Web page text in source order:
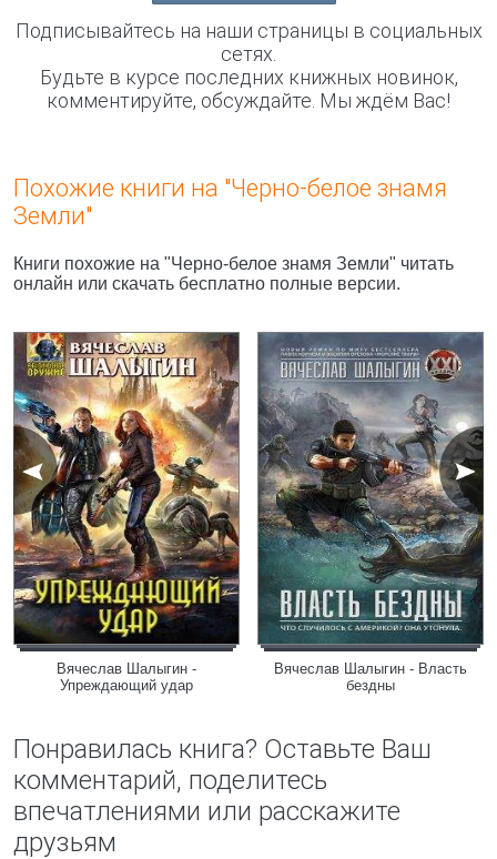
Подписывайтесь на наши страницы в социальных
сетях.
Будьте в курсе последних книжных новинок,
комментируйте, обсуждайте. Мы ждём Вас!
Похожие книги на "Черно-белое знамя
Земли"
Книги похожие на "Черно-белое знамя Земли" читать
онлайн или скачать бесплатно полные версии.
Вячеслав Шалыгин -
Упреждающий удар
Вячеслав Шалыгин - Власть
бездны
Понравилась книга? Оставьте Ваш
комментарий, поделитесь
впечатлениями или расскажите
друзьям